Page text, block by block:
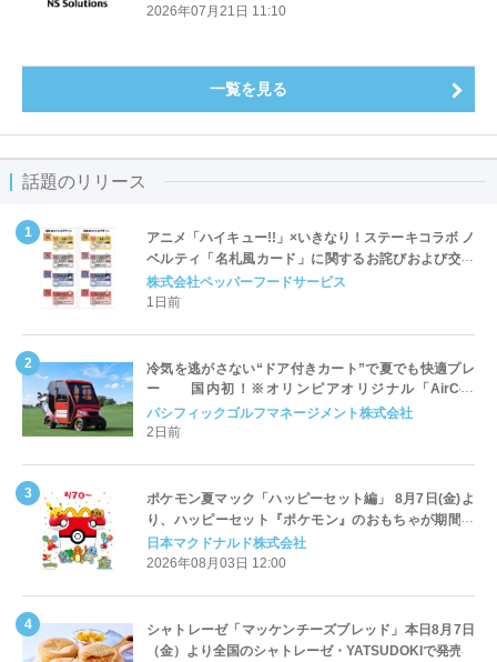
張性向上により持続的なIT基盤を実現～
2026年07月21日 11:10
一覧を見る
話題のリリース
アニメ「ハイキュー!!」×いきなり！ステーキコラボ ノ
ベルティ「名札風カード」に関するお詫びおよび交換
対応についてのご案内
株式会社ペッパーフードサービス
1日前
冷気を逃がさない“ドア付きカート”で夏でも快適プレ
ー 国内初！※オリンピアオリジナル「AirCon
Cart（エアコンカート）」導入 | ＰＧＭ
パシフィックゴルフマネージメント株式会社
2日前
ポケモン夏マック「ハッピーセット編」 8月7日(金)よ
り、ハッピーセット『ポケモン』のおもちゃが期間限
定登場
日本マクドナルド株式会社
2026年08月03日 12:00
シャトレーゼ「マッケンチーズブレッド」本日8月7日
（金）より全国のシャトレーゼ・YATSUDOKIで発売